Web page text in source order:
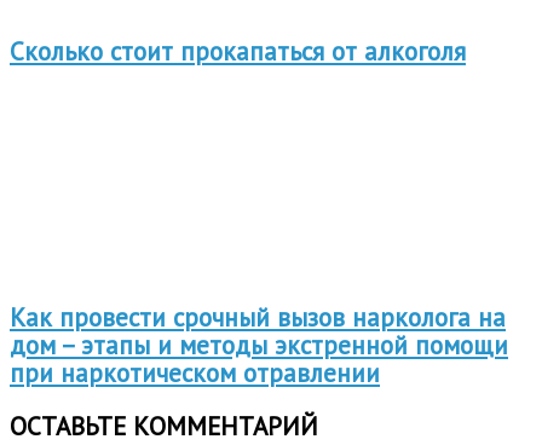
Сколько стоит прокапаться от алкоголя
Как провести срочный вызов нарколога на
дом – этапы и методы экстренной помощи
при наркотическом отравлении
ОСТАВЬТЕ КОММЕНТАРИЙ